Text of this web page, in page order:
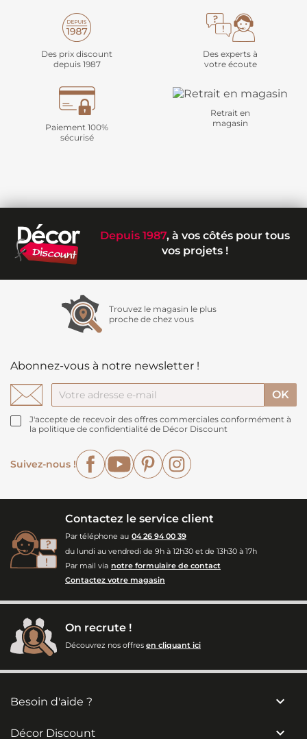
Des prix discount
depuis 1987
Des experts à
votre écoute
Paiement 100%
sécurisé
Retrait en
magasin
Depuis 1987, à vos côtés pour tous
vos projets !
Trouvez le magasin le plus
proche de chez vous
Abonnez-vous à notre newsletter !
J'accepte de recevoir des offres commerciales conformément à
la politique de confidentialité de Décor Discount
Suivez-nous !
FacebookYouTubePinterest
Contactez le service client
Par téléphone au 04 26 94 00 39
du lundi au vendredi de 9h à 12h30 et de 13h30 à 17h
Par mail via notre formulaire de contact
Contactez votre magasin
On recrute !
Découvrez nos offres en cliquant ici
Besoin d'aide ? 
Décor Discount 